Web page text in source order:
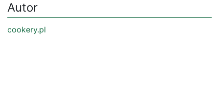
Autor
cookery.pl